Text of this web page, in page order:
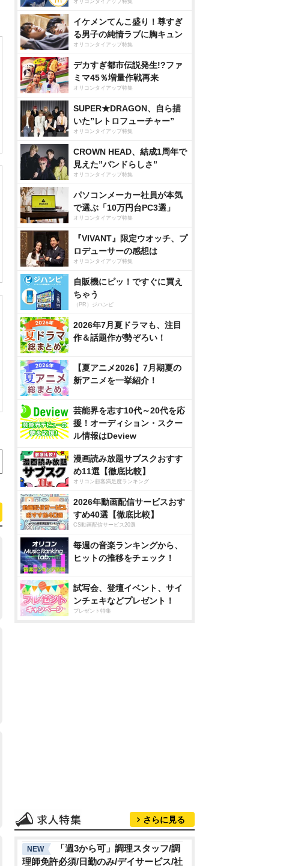
オリコンタイアップ特集
イケメンてんこ盛り！尊すぎ
る男子の純情ラブに胸キュン
オリコンタイアップ特集
デカすぎ都市伝説発生!?ファ
ミマ45％増量作戦再来
オリコンタイアップ特集
SUPER★DRAGON、自ら描
いた”レトロフューチャー”
オリコンタイアップ特集
CROWN HEAD、結成1周年で
見えた”バンドらしさ”
オリコンタイアップ特集
パソコンメーカー社員が本気
で選ぶ「10万円台PC3選」
オリコンタイアップ特集
『VIVANT』限定ウオッチ、プ
ロデューサーの感想は
オリコンタイアップ特集
自販機にピッ！ですぐに買え
ちゃう
（PR）ジハンピ
2026年7月夏ドラマも、注目
作＆話題作が勢ぞろい！
【夏アニメ2026】7月期夏の
新アニメを一挙紹介！
芸能界を志す10代～20代を応
援！オーディション・スクー
ル情報はDeview
漫画読み放題サブスクおすす
め11選【徹底比較】
オリコン顧客満足度ランキング
2026年動画配信サービスおす
すめ40選【徹底比較】
CS動画配信サービス20選
毎週の音楽ランキングから、
ヒットの推移をチェック！
試写会、登壇イベント、サイ
ンチェキなどプレゼント！
プレゼント特集
さらに見る
NEW
「週3から可」調理スタッフ/調
理師免許必須/日勤のみ/デイサービス/社